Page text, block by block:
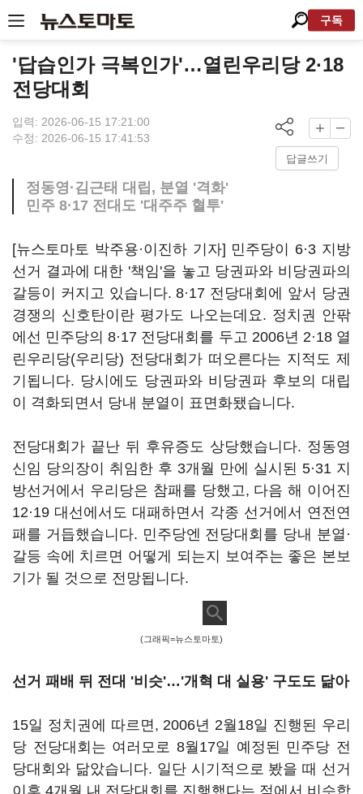
구독
'답습인가 극복인가'…열린우리당 2·18
전당대회
입력: 2026-06-15 17:21:00
수정: 2026-06-15 17:41:53
답글쓰기
정동영·김근태 대립, 분열 '격화'
민주 8·17 전대도 '대주주 혈투'
[뉴스토마토 박주용·이진하 기자] 민주당이 6·3 지방
선거 결과에 대한 '책임'을 놓고 당권파와 비당권파의
갈등이 커지고 있습니다. 8·17 전당대회에 앞서 당권
경쟁의 신호탄이란 평가도 나오는데요. 정치권 안팎
에선 민주당의 8·17 전당대회를 두고 2006년 2·18 열
린우리당(우리당) 전당대회가 떠오른다는 지적도 제
기됩니다. 당시에도 당권파와 비당권파 후보의 대립
이 격화되면서 당내 분열이 표면화됐습니다.
전당대회가 끝난 뒤 후유증도 상당했습니다. 정동영
신임 당의장이 취임한 후 3개월 만에 실시된 5·31 지
방선거에서 우리당은 참패를 당했고, 다음 해 이어진
12·19 대선에서도 대패하면서 각종 선거에서 연전연
패를 거듭했습니다. 민주당엔 전당대회를 당내 분열·
갈등 속에 치르면 어떻게 되는지 보여주는 좋은 본보
기가 될 것으로 전망됩니다.
(그래픽=뉴스토마토)
선거 패배 뒤 전대 '비슷'…'개혁 대 실용' 구도도 닮아
15일 정치권에 따르면, 2006년 2월18일 진행된 우리
당 전당대회는 여러모로 8월17일 예정된 민주당 전
당대회와 닮았습니다. 일단 시기적으로 봤을 때 선거
이후 4개월 내 전당대회를 진행했다는 점에서 비슷합